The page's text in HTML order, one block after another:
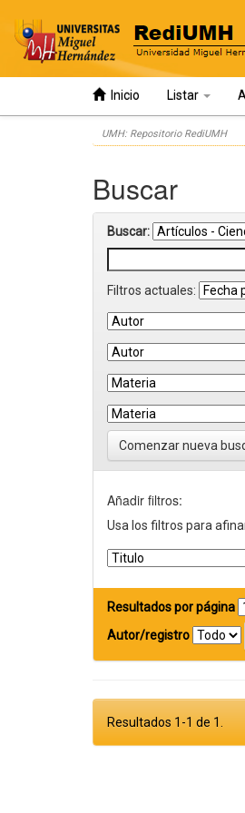
Inicio Listar
UMH: Repositorio RediUMH
Buscar
Buscar:
Filtros actuales:
Comenzar nueva
Añadir filtros:
Usa los filtros para
Resultados por página
Autor/registro
Resultados 1-1 de 1.